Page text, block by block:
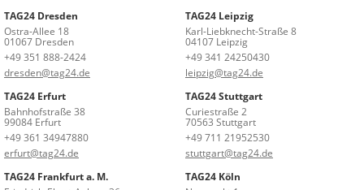
TAG24 Dresden
Ostra-Allee 18
01067 Dresden
+49 351 888-2424
dresden@tag24.de
TAG24 Leipzig
Karl-Liebknecht-Straße 8
04107 Leipzig
+49 341 24250430
leipzig@tag24.de
TAG24 Erfurt
Bahnhofstraße 38
99084 Erfurt
+49 361 34947880
erfurt@tag24.de
TAG24 Stuttgart
Curiestraße 2
70563 Stuttgart
+49 711 21952530
stuttgart@tag24.de
TAG24 Frankfurt a. M.
TAG24 Köln